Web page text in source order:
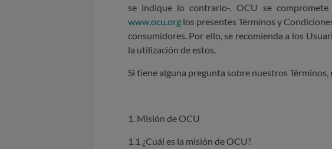
se indique lo contrario-. OCU se
www.ocu.org los presentes Términos y
consumidores.Por ello, se recomienda a los
la utilización de estos.
Si tiene alguna pregunta sobre nuestros Términos,
1. Misión de OCU
1.1 ¿Cuál es la misión de OCU?